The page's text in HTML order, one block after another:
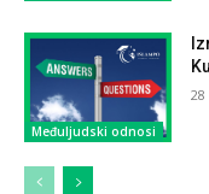
Međuljudski odnosi